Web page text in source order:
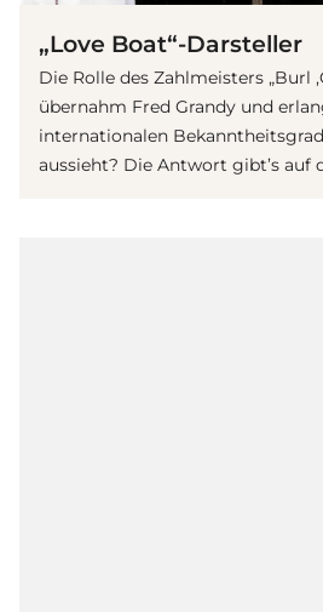
„Love Boat“-Darsteller
Die Rolle des Zahlmeisters „Burl
übernahm Fred Grandy und
internationalen
aussieht? Die Antwort gibt’s auf